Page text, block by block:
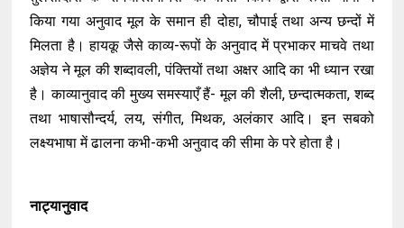
किया गया अनुवाद मूल के समान ही दोहा, चौपाई तथा अन्य छन्दों में
मिलता है। हायकू जैसे काव्य-रूपों के अनुवाद में प्रभाकर माचवे तथा
अज्ञेय ने मूल की शब्दावली, पंक्तियों तथा अक्षर आदि का भी ध्यान रखा
है। काव्यानुवाद की मुख्य समस्याएँ हैं- मूल की शैली, छन्दात्मकता, शब्द
तथा भाषासौन्दर्य, लय, संगीत, मिथक, अलंकार आदि। इन सबको
लक्ष्यभाषा में ढालना कभी-कभी अनुवाद की सीमा के परे होता है।
नाट्यानुवाद